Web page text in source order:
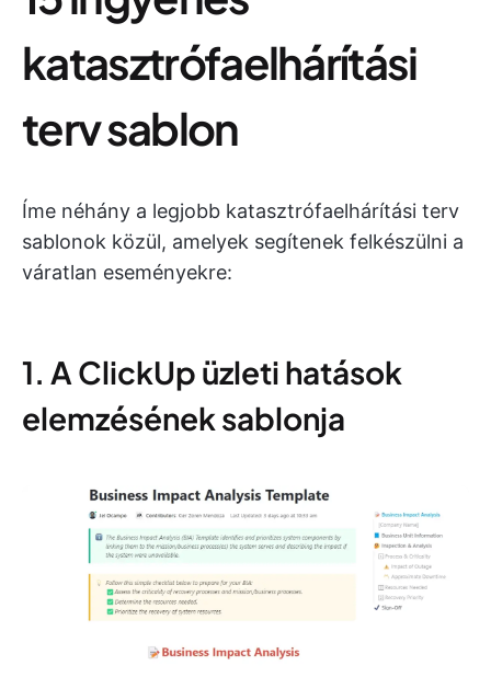
katasztrófaelhárítási
terv sablon
Íme néhány a legjobb katasztrófaelhárítási terv
sablonok közül, amelyek segítenek felkészülni a
váratlan eseményekre:
1. A ClickUp üzleti hatások
elemzésének sablonja